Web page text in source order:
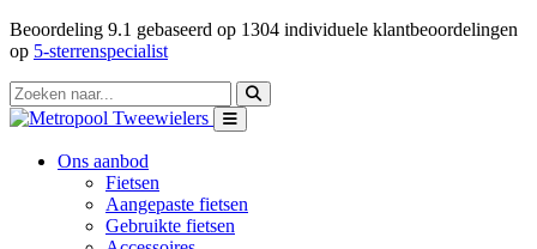
Beoordeling 9.1 gebaseerd op 1304 individuele klantbeoordelingen
op 5-sterrenspecialist
Ons aanbod
Fietsen
Aangepaste fietsen
Gebruikte fietsen